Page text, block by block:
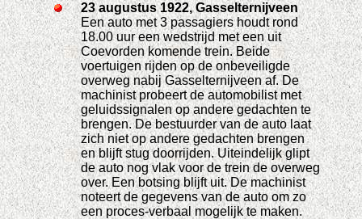
23 augustus 1922, Gasselternijveen
Een auto met 3 passagiers houdt rond
18.00 uur een wedstrijd met een uit
Coevorden komende trein. Beide
voertuigen rijden op de onbeveiligde
overweg nabij Gasselternijveen af. De
machinist probeert de automobilist met
geluidssignalen op andere gedachten te
brengen. De bestuurder van de auto laat
zich niet op andere gedachten brengen
en blijft stug doorrijden. Uiteindelijk glipt
de auto nog vlak voor de trein de overweg
over. Een botsing blijft uit. De machinist
noteert de gegevens van de auto om zo
een proces-verbaal mogelijk te maken.